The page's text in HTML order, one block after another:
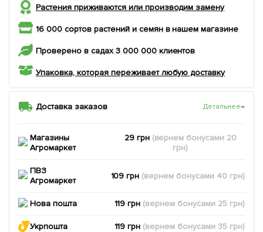
Растения приживаются или производим замену
16 000 сортов растений и семян в нашем магазине
Проверено в садах 3 000 000 клиентов
Упаковка, которая переживает любую доставку
Доставка заказов Детальнее→
Магазины
Агромаркет
29 грн (вернем бонусами 20
грн)
ПВЗ
Агромаркет
109 грн (вернем бонусами 40 грн)
Нова пошта 119 грн (вернем бонусами 25 грн)
Укрпошта 119 грн (вернем бонусами35 грн)